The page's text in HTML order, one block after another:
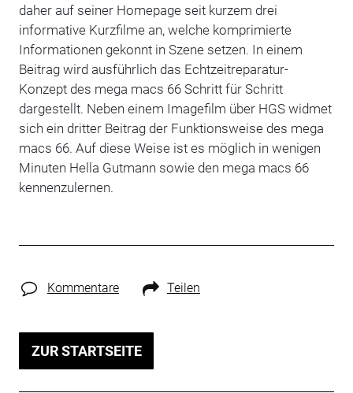
daher auf seiner Homepage seit kurzem drei
informative Kurzfilme an, welche komprimierte
Informationen gekonnt in Szene setzen. In einem
Beitrag wird ausführlich das Echtzeitreparatur-
Konzept des mega macs 66 Schritt für Schritt
dargestellt. Neben einem Imagefilm über HGS widmet
sich ein dritter Beitrag der Funktionsweise des mega
macs 66. Auf diese Weise ist es möglich in wenigen
Minuten Hella Gutmann sowie den mega macs 66
kennenzulernen.
Kommentare Teilen
ZUR STARTSEITE